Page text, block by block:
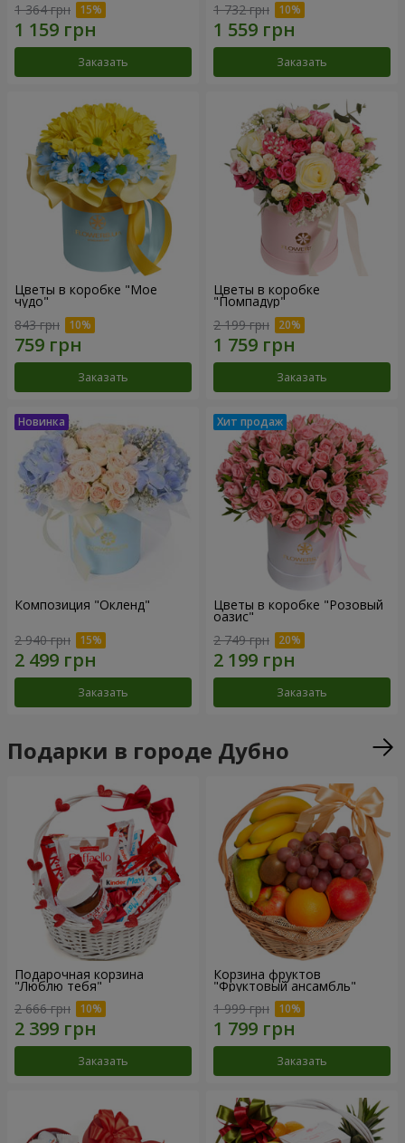
1 364 грн
Заказать
1 732 грн
Заказать
Цветы в коробке "Мое
чудо"
843 грн
Заказать
Цветы в коробке
"Помпадур"
2 199 грн
Заказать
Композиция "Окленд"
2 940 грн
Заказать
Цветы в коробке "Розовый
оазис"
2 749 грн
Заказать
Подарки в городе Дубно
Подарочная корзина
"Люблю тебя"
2 666 грн
Заказать
Корзина фруктов
"Фруктовый ансамбль"
1 999 грн
Заказать